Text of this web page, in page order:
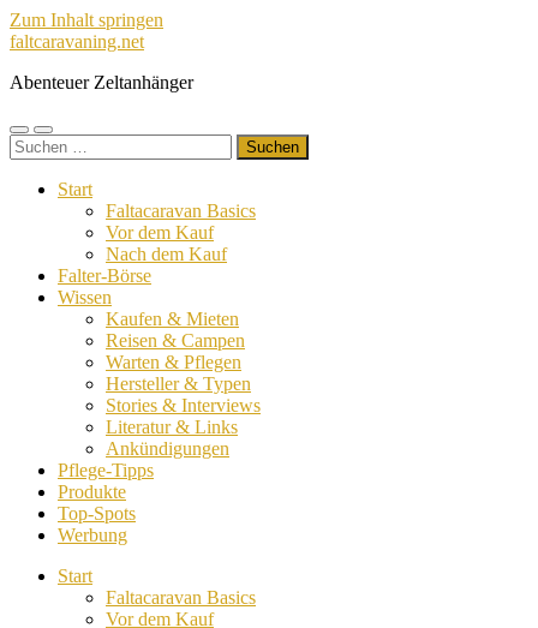
Zum Inhalt springen
faltcaravaning.net
Abenteuer Zeltanhänger
Mobile-
Menü
Suchfeld
ein-/ausblenden
Suchen
nach:
Start
Faltacaravan Basics
Vor dem Kauf
Nach dem Kauf
Falter-Börse
Wissen
Kaufen & Mieten
Reisen & Campen
Warten & Pflegen
Hersteller & Typen
Stories & Interviews
Literatur & Links
Ankündigungen
Pflege-Tipps
Produkte
Top-Spots
Werbung
Start
Faltacaravan Basics
Vor dem Kauf